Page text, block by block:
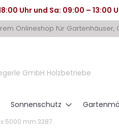
Uhr und Sa: 09:00 – 13:00
Onlineshop für
GmbH Holzbetriebe
Sonnenschutz
x 5000 mm 3287